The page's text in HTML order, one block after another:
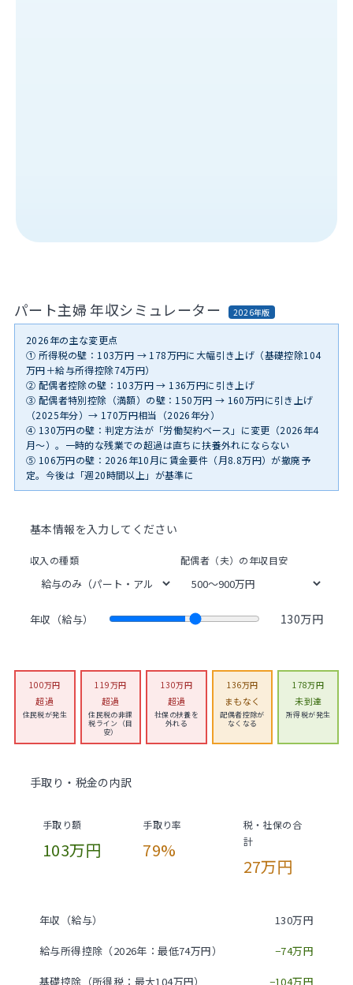
パート主婦 年収シミュレーター 2026年版
2026年の主な変更点
① 所得税の壁：103万円 → 178万円に大幅引き上げ（基礎控除104
万円＋給与所得控除74万円）
② 配偶者控除の壁：103万円 → 136万円に引き上げ
③ 配偶者特別控除（満額）の壁：150万円 → 160万円に引き上げ
（2025年分）→ 170万円相当（2026年分）
④ 130万円の壁：判定方法が「労働契約ベース 」に変更（2026年4
月〜）。一時的な残業での超過は直ちに扶養外れにならない
⑤ 106万円の壁：2026年10月に賃金要件（月8.8万円）が撤廃予
定。今後は「週20時間以上」が基準に
基本情報を入力してください
収入の種類 配偶者（夫）の年収目安
年収（給与） 130万円
100万円
超過
住民税が発生
119万円
超過
住民税の非課
税ライン（目
安）
130万円
超過
社保の扶養を
外れる
136万円
まもなく
配偶者控除が
なくなる
178万円
未到達
所得税が発生
手取り・税金の内訳
手取り額
103万円
手取り率
79%
税・社保の合
計
27万円
年収（給与） 130万円
給与所得控除（2026年：最低74万円） −74万円
基礎控除（所得税：最大104万円） −104万円